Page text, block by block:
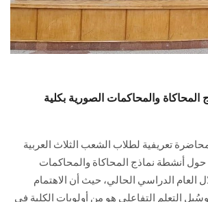
المحاكاة والمحاكمات الصورية بكلية
تعريفية لطلاب الشعب الثلاث العربية
حول أنشطة نماذج المحاكاة والمحاكمات
العام الدراسي الحالي، حيث أن الاهتمام
التعلم التفاعلي هو من أولويات الكلية في